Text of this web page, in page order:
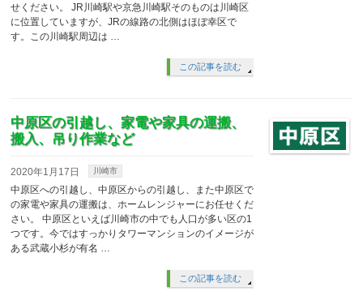
せください。 JR川崎駅や京急川崎駅そのものは川崎区
に位置していますが、JRの線路の北側はほぼ幸区で
す。この川崎駅周辺は …
この記事を読む
中原区の引越し、家電や家具の運搬、
搬入、吊り作業など
2020年1月17日 川崎市
中原区への引越し、中原区からの引越し、また中原区で
の家電や家具の運搬は、ホームレンジャーにお任せくだ
さい。 中原区といえば川崎市の中でも人口が多い区の1
つです。今ではすっかりタワーマンションのイメージが
ある武蔵小杉が有名 …
この記事を読む